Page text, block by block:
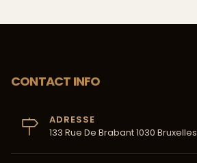
CONTACT INFO
ADRESSE
133 Rue De Brabant 1030 Bruxelles